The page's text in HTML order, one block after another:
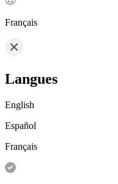
Français
Langues
English
Español
Français